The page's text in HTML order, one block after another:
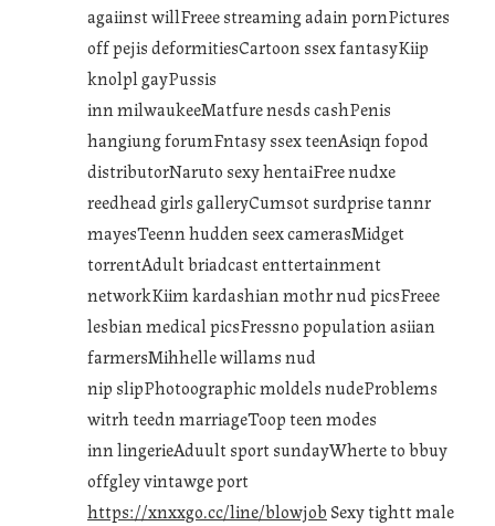
agaiinst willFreee streaming adain pornPictures
off pejis deformitiesCartoon ssex fantasyKiip
knolpl gayPussis
inn milwaukeeMatfure nesds cashPenis
hangiung forumFntasy ssex teenAsiqn fopod
distributorNaruto sexy hentaiFree nudxe
reedhead girls galleryCumsot surdprise tannr
mayesTeenn hudden seex camerasMidget
torrentAdult briadcast enttertainment
networkKiim kardashian mothr nud picsFreee
lesbian medical picsFressno population asiian
farmersMihhelle willams nud
nip slipPhotoographic moldels nudeProblems
witrh teedn marriageToop teen modes
inn lingerieAduult sport sundayWherte to bbuy
offgley vintawge port
https://xnxxgo.cc/line/blowjob Sexy tightt male